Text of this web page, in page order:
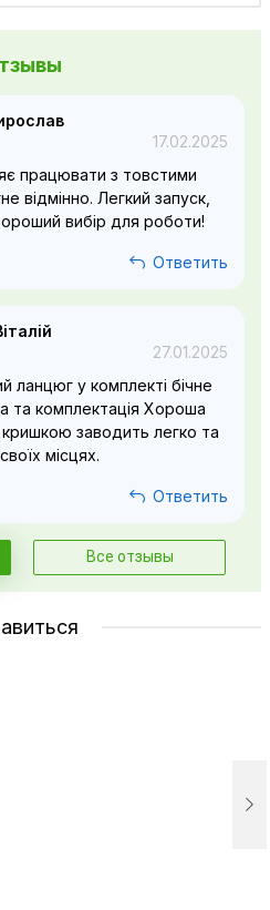
17.02.2025
працювати з товстими
відмінно. Легкий запуск,
вибір для роботи!
Ответить
27.01.2025
ланцюг у комплекті бічне
та комплектація Хороша
кришкою заводить легко та
місцях.
Ответить
Все отзывы